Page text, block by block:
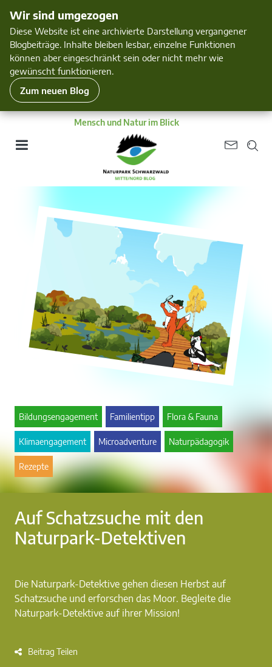
Wir sind umgezogen
Diese Website ist eine archivierte Darstellung vergangener
Blogbeiträge. Inhalte bleiben lesbar, einzelne Funktionen
können aber eingeschränkt sein oder nicht mehr wie
gewünscht funktionieren.
Zum neuen Blog
Mensch und Natur im Blick
Auf Schatzsuche mit den
Naturpark-Detektiven
Die Naturpark-Detektive gehen diesen Herbst auf
Schatzsuche und erforschen das Moor. Begleite die
Naturpark-Detektive auf ihrer Mission!
Beitrag Teilen
Bildungsengagement Familientipp Flora & Fauna
Klimaengagement Microadventure Naturpädagogik
Rezepte